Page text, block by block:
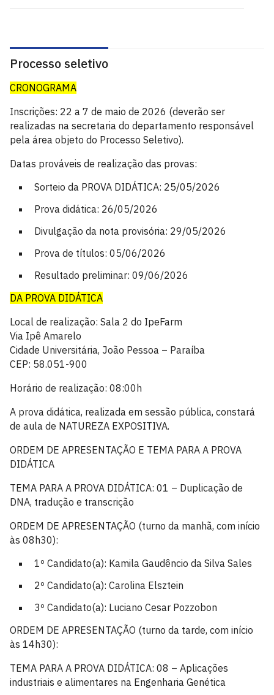
Processo seletivo
CRONOGRAMA
Inscrições: 22 a 7 de maio de 2026 (deverão ser
realizadas na secretaria do departamento responsável
pela área objeto do Processo Seletivo).
Datas prováveis de realização das provas:
Sorteio da PROVA DIDÁTICA: 25/05/2026
Prova didática: 26/05/2026
Divulgação da nota provisória: 29/05/2026
Prova de títulos: 05/06/2026
Resultado preliminar: 09/06/2026
DA PROVA DIDÁTICA
Local de realização: Sala 2 do IpeFarm
Via Ipê Amarelo
Cidade Universitária, João Pessoa – Paraíba
CEP: 58.051-900
Horário de realização: 08:00h
A prova didática, realizada em sessão pública, constará
de aula de NATUREZA EXPOSITIVA.
ORDEM DE APRESENTAÇÃO E TEMA PARA A PROVA
DIDÁTICA
TEMA PARA A PROVA DIDÁTICA: 01 – Duplicação de
DNA, tradução e transcrição
ORDEM DE APRESENTAÇÃO (turno da manhã, com início
às 08h30):
1º Candidato(a): Kamila Gaudêncio da Silva Sales
2º Candidato(a): Carolina Elsztein
3º Candidato(a): Luciano Cesar Pozzobon
ORDEM DE APRESENTAÇÃO (turno da tarde, com início
às 14h30):
TEMA PARA A PROVA DIDÁTICA: 08 – Aplicações
industriais e alimentares na Engenharia Genética